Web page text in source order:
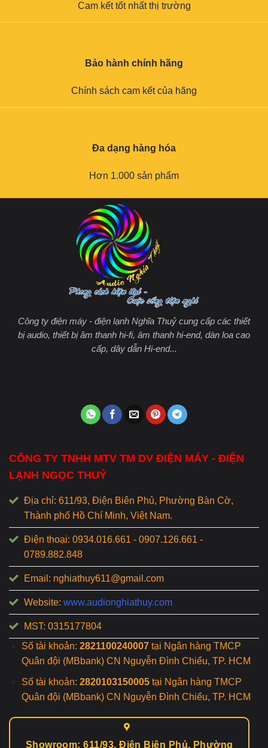
Cam kết tốt nhất thị trường
Bảo hành chính hãng
Chính sách cam kết của hãng
Đa dạng hàng hóa
Hơn 1.000 sản phẩm
Công ty điện máy - điện lạnh Nghĩa Thuỷ cung cấp các thiết
bị audio, thiết bị âm thanh hi-fi, âm thanh hi-end, dàn loa cao
cấp, dây dẫn Hi-end...
CÔNG TY TNHH MTV TM DV ĐIỆN MÁY - ĐIỆN
LẠNH NGỌC THUỶ
Địa chỉ: 611/93, Điện Biên Phủ, Phường Bàn Cờ,
Thành phố Hồ Chí Minh, Việt Nam.
Điện thoại: 0934.016.661 - 0907.126.661 -
0789.882.848
Email: nghiathuy611@gmail.com
Website: www.audionghiathuy.com
MST: 0315177804
Số tài khoản: 2821100240007tại Ngân hàng TMCP
Quân đội (MBbank) CN Nguyễn Đình Chiểu, TP. HCM
Số tài khoản: 2820103150005tại Ngân hàng TMCP
Quân đội (MBbank) CN Nguyễn Đình Chiểu, TP. HCM
Showroom: 611/93, Điện Biên Phủ, Phường